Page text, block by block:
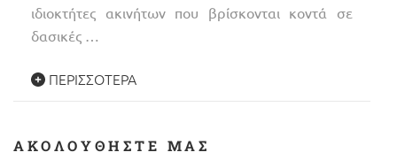
ιδιοκτήτες ακινήτων που βρίσκονται κοντά σε
δασικές …
ΠΕΡΙΣΣΌΤΕΡΑ
ΑΚΟΛΟΥΘΉΣΤΕ ΜΑΣ